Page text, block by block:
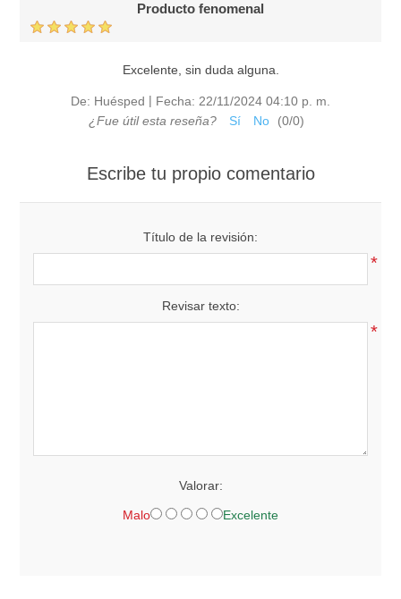
Producto fenomenal
Excelente, sin duda alguna.
De: Huésped | Fecha: 22/11/2024 04:10 p. m.
¿Fue útil esta reseña?
Sí No (0/0)
Escribe tu propio comentario
Título de la revisión:
*
Revisar texto:
*
Valorar:
Malo Excelente